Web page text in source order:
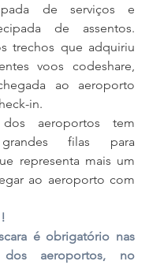
de serviços e
de assentos.
trechos que adquiriu
voos codeshare,
ao aeroporto
in.
aeroportos tem
grandes filas para
representa mais um
ao aeroporto com
dos aeroportos, no